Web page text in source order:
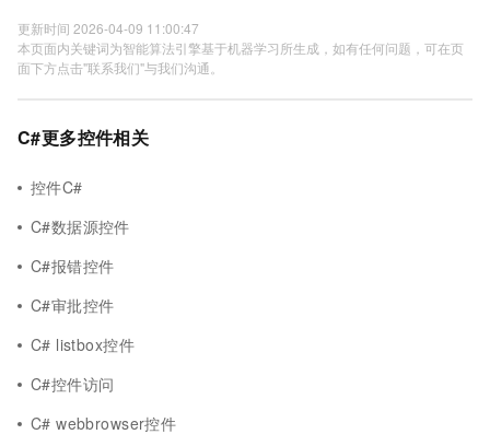
更新时间 2026-04-09 11:00:47
本页面内关键词为智能算法引擎基于机器学习所生成，如有任何问题，可在页
面下方点击"联系我们"与我们沟通。
C#更多控件相关
控件C#
C#数据源控件
C#报错控件
C#审批控件
C# listbox控件
C#控件访问
C# webbrowser控件